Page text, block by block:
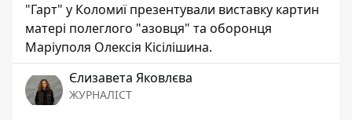
"Гарт" у Коломиї презентували виставку картин
матері полеглого "азовця" та оборонця
Маріуполя Олексія Кісілішина.
Єлизавета Яковлєва
ЖУРНАЛІСТ